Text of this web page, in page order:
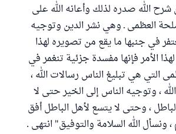
شرح الله صدره لذلك وأعانه الله على
العظمى ـ وهي نشر الدين وتوجيه
في جنبها ما يقع من تصويره لهذا
الأمر فإنها مفسدة جزئية تنغمر في
التي هي تبليغ الناس رسالات الله ،
، وتوجيه الناس إلى الخير حتى لا
، وحتى لا يتسع لأهل الباطل أفق
ونسأل الله السلامة والتوفيق" انتهى .